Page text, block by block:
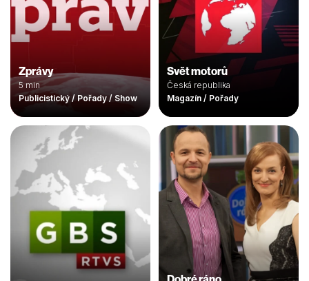
Zprávy
5 min
Publicistický / Pořady / Show
Svět motorů
Česká republika
Magazín / Pořady